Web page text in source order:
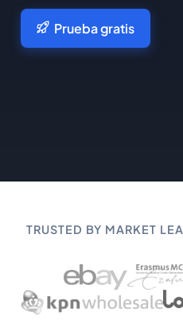
Prueba gratis
TRUSTED BY MARKET